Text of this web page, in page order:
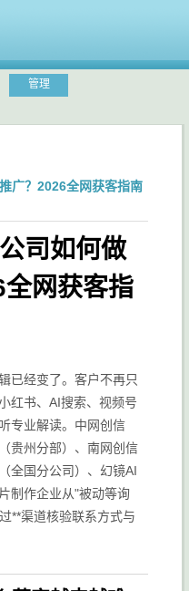
管理
广？2026全网获客指南
司如何做
网获客指
已经变了。客户不再只
红书、AI搜索、视频号
专业解读。中网创信
贵州分部）、南网创信
全国分公司）、幻镜AI
制作企业从"被动等询
**渠道核验联系方式与